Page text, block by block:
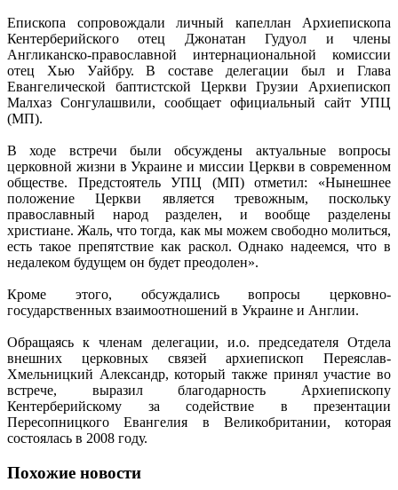
Епископа сопровождали личный капеллан Архиепископа
Кентерберийского отец Джонатан Гудуол и члены
Англиканско-православной интернациональной комиссии
отец Хью Уайбру. В составе делегации был и Глава
Евангелической баптистской Церкви Грузии Архиепископ
Малхаз Сонгулашвили, сообщает официальный сайт УПЦ
(МП).
В ходе встречи были обсуждены актуальные вопросы
церковной жизни в Украине и миссии Церкви в современном
обществе. Предстоятель УПЦ (МП) отметил: «Нынешнее
положение Церкви является тревожным, поскольку
православный народ разделен, и вообще разделены
христиане. Жаль, что тогда, как мы можем свободно молиться,
есть такое препятствие как раскол. Однако надеемся, что в
недалеком будущем он будет преодолен».
Кроме этого, обсуждались вопросы церковно-
государственных взаимоотношений в Украине и Англии.
Обращаясь к членам делегации, и.о. председателя Отдела
внешних церковных связей архиепископ Переяслав-
Хмельницкий Александр, который также принял участие во
встрече, выразил благодарность Архиепископу
Кентерберийскому за содействие в презентации
Пересопницкого Евангелия в Великобритании, которая
состоялась в 2008 году.
Похожие новости